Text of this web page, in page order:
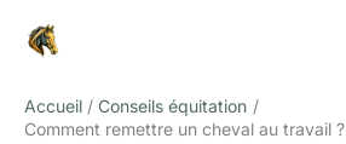
Accueil
Conseils équitation
Comment remettre un cheval au travail ?